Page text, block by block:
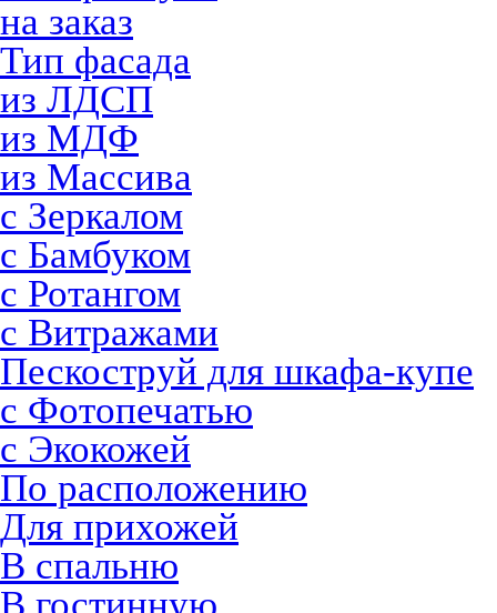
на заказ
Тип фасада
из ЛДСП
из МДФ
из Массива
с Зеркалом
с Бамбуком
с Ротангом
с Витражами
Пескоструй для шкафа-купе
с Фотопечатью
с Экокожей
По расположению
Для прихожей
В спальню